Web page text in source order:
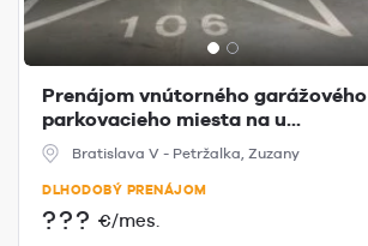
Prenájom vnútorného garážového
parkovacieho miesta na u...
Bratislava V - Petržalka, Zuzany
DLHODOBÝ PRENÁJOM
??? €/mes.